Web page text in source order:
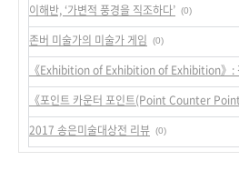
이해반, ‘가변적 풍경을 직조하다’ (0)
존버 미술가의 미술가 게임 (0)
2017 송은미술대상전 리뷰 (0)